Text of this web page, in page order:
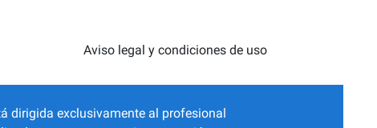
Aviso legal y condiciones de uso
dirigida exclusivamente al profesional